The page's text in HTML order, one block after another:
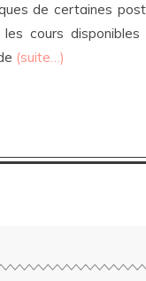
de certaines
cours
(suite…)